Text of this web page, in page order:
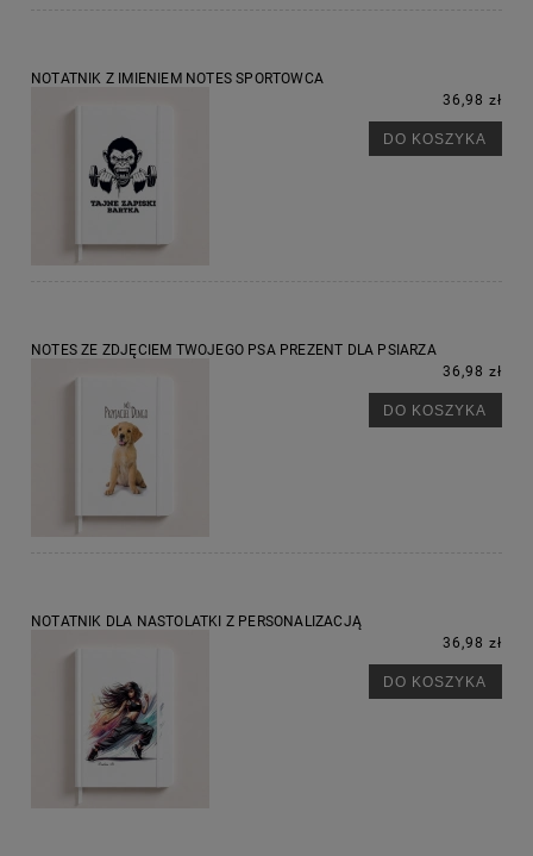
NOTATNIK Z IMIENIEM NOTES SPORTOWCA
36,98 zł
DO KOSZYKA
NOTES ZE ZDJĘCIEM TWOJEGO PSA PREZENT DLA PSIARZA
36,98 zł
DO KOSZYKA
NOTATNIK DLA NASTOLATKI Z PERSONALIZACJĄ
36,98 zł
DO KOSZYKA